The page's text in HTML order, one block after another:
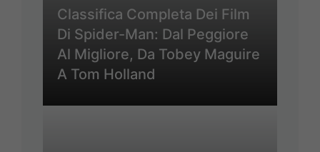
Classifica Completa Dei Film
Di Spider-Man: Dal Peggiore
Al Migliore, Da Tobey Maguire
A Tom Holland